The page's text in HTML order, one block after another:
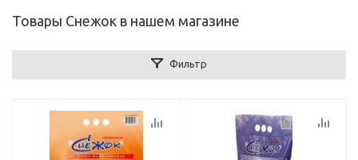
Товары Снежок в нашем магазине
Фильтр